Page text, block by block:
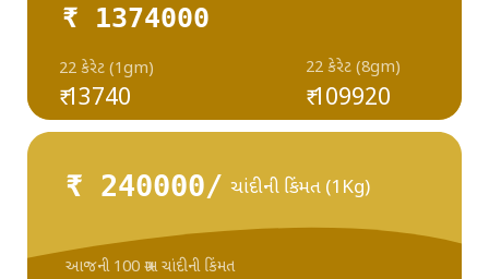
₹ 1374000
₹ 13740
22 કેરેટ (1gm) 22 કેરેટ (8gm)
₹ 109920
₹ 240000/ ચાંદીની કિંમત (1Kg)
આજની 100 ગ્રામ ચાંદીની કિંમત